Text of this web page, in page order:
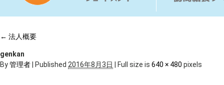
← 法人概要
genkan
By管理者 Published 2016年8月3日 Full size is 640 × 480 pixels